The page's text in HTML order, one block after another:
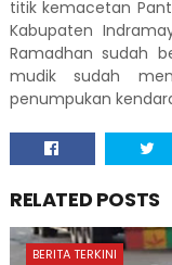
titik kemacetan
Kabupaten
Ramadhan sudah
mudik sudah
penumpukan
RELATED POSTS
BERITA TERKINI